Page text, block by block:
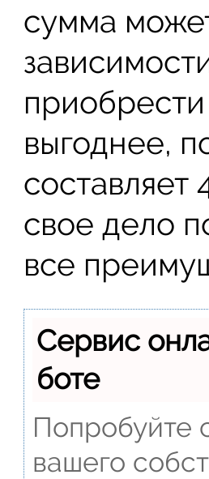
сумма
выгоднее,
составляет
свое дело
все
Сервис
боте
Попробуйте
вашего